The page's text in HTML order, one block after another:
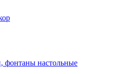
фонтаны настольные